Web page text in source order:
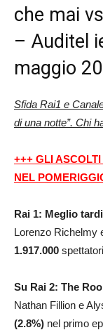
che mai
– Auditel
maggio
Sfida Rai1 e
di una notte”. Chi
+++ GLI
NEL
Rai 1: Meglio
Lorenzo Richelmy
1.917.000
Su Rai 2: The
Nathan Fillion e
(2.8%) nel primo